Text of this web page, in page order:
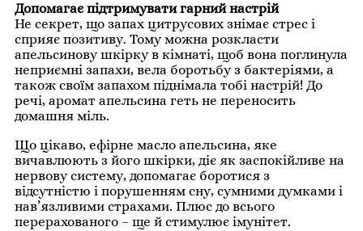
Допомагає підтримувати гарний настрій
Не секрет, що запах цитрусових знімає стрес і
сприяє позитиву. Тому можна розкласти
апельсинову шкірку в кімнаті, щоб вона поглинула
неприємні запахи, вела боротьбу з бактеріями, а
також своїм запахом піднімала тобі настрій! До
речі, аромат апельсина геть не переносить
домашня міль.
Що цікаво, ефірне масло апельсина, яке
вичавлюють з його шкірки, діє як заспокійливе на
нервову систему, допомагає боротися з
відсутністю і порушенням сну, сумними думками і
нав’язливими страхами. Плюс до всього
перерахованого – ще й стимулює імунітет.